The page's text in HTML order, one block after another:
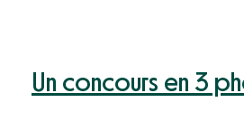
Un concours en 3